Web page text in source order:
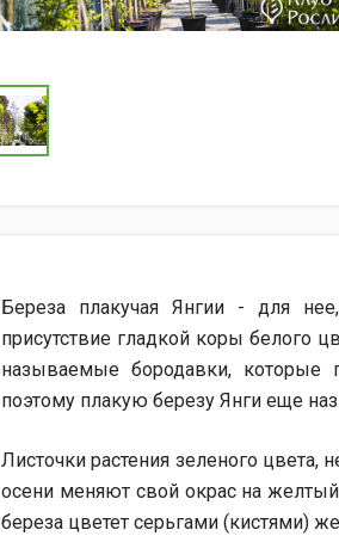
Береза ​​плакучая Янгии - для
присутствие гладкой коры белого
называемые бородавки, которые
поэтому плакую березу Янги еще
Листочки растения зеленого цвета,
осени меняют свой окрас на
береза ​​цветет серьгами (кистями)